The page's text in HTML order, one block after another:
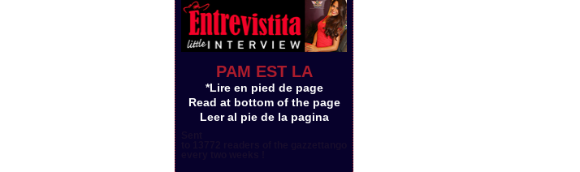
PAM EST LA
*Lire en pied de page
Read at bottom of the page
Leer al pie de la pagina